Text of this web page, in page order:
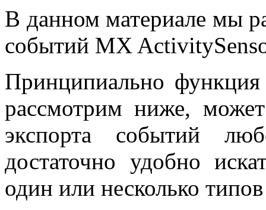
В данном материале мы
событий MX
Принципиально
рассмотрим ниже,
экспорта событий
достаточно удобно
один или несколько